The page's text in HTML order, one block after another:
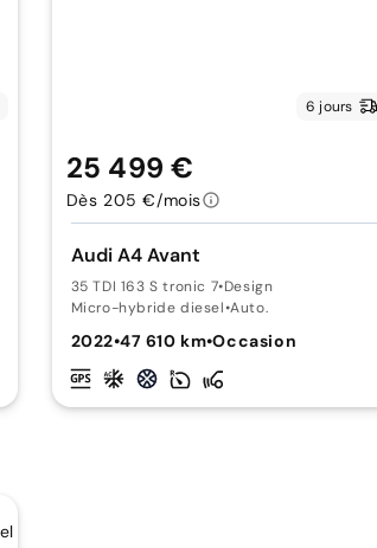
6 jours
Audi A4 Avant
35 TDI 163 S tronic 7•Design
Micro-hybride diesel•Auto.
2022•47 610 km•Occasion
25 499 €
Dès 205 €/mois